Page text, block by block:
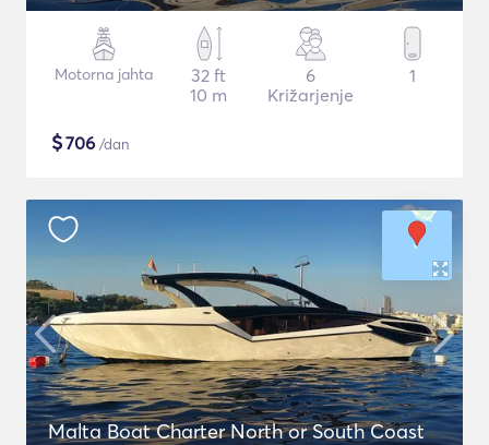
Motorna jahta
32 ft
10 m
6
Križarjenje
1
$706 /dan
Malta Boat Charter North or South Coast